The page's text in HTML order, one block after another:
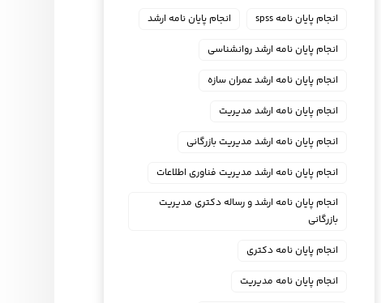
انجام پایان نامه spss
انجام پایان نامه ارشد
انجام پایان نامه ارشد روانشناسی
انجام پایان نامه ارشد عمران سازه
انجام پایان نامه ارشد مدیریت
انجام پایان نامه ارشد مدیریت بازرگانی
انجام پایان نامه ارشد مدیریت فناوری اطلاعات
انجام پایان نامه ارشد و رساله دکتری مدیریت
بازرگانی
انجام پایان نامه دکتری
انجام پایان نامه مدیریت